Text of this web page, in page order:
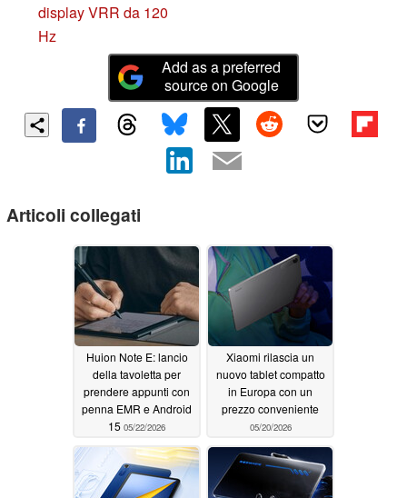
display VRR da 120
Hz
Add as a preferred
source on Google
Articoli collegati
Huion Note E: lancio
della tavoletta per
prendere appunti con
penna EMR e Android
15 05/22/2026
Xiaomi rilascia un
nuovo tablet compatto
in Europa con un
prezzo conveniente
05/20/2026